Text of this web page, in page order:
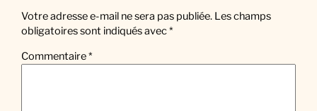
Votre adresse e-mail ne sera pas publiée. Les champs
obligatoires sont indiqués avec*
Commentaire*